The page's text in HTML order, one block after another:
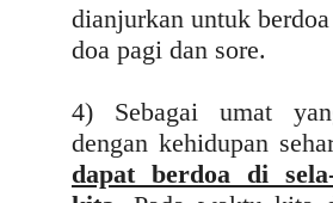
dianjurkan untuk
doa pagi dan sore.
4) Sebagai umat
dengan kehidupan
dapat berdoa di